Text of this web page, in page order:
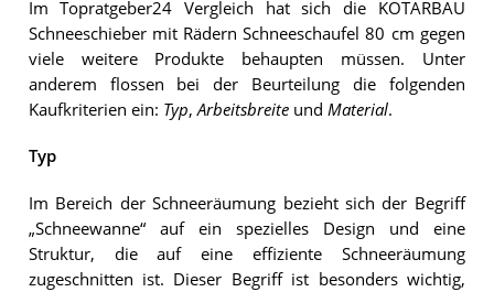
Im Topratgeber24 Vergleich hat sich die KOTARBAU
Schneeschieber mit Rädern Schneeschaufel 80 cm gegen
viele weitere Produkte behaupten müssen. Unter
anderem flossen bei der Beurteilung die folgenden
Kaufkriterien ein: Typ,Arbeitsbreiteund Material.
Typ
Im Bereich der Schneeräumung bezieht sich der Begriff
„Schneewanne“ auf ein spezielles Design und eine
Struktur, die auf eine effiziente Schneeräumung
zugeschnitten ist. Dieser Begriff ist besonders wichtig,